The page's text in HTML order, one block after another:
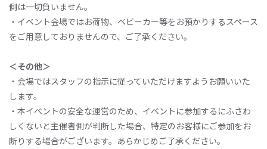
側は一切負いません。
・イベント会場ではお荷物、ベビーカー等をお預かりするスペース
をご用意しておりませんので、ご了承ください。
＜その他＞
・会場ではスタッフの指示に従っていただけますようお願いいた
します。
・本イベントの安全な運営のため、イベントに参加するにふさわ
しくないと主催者側が判断した場合、特定のお客様にご参加をお
断りする場合がございます。あらかじめご了承ください。